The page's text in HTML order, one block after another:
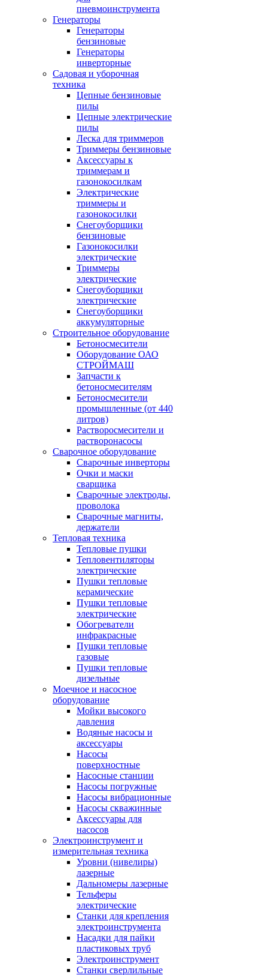
пневмоинструмента
Генераторы
Генераторы
бензиновые
Генераторы
инверторные
Садовая и уборочная
техника
Цепные бензиновые
пилы
Цепные электрические
пилы
Леска для триммеров
Триммеры бензиновые
Аксессуары к
триммерам и
газонокосилкам
Электрические
триммеры и
газонокосилки
Снегоуборщики
бензиновые
Газонокосилки
электрические
Триммеры
электрические
Снегоуборщики
электрические
Снегоуборщики
аккумуляторные
Строительное оборудование
Бетоносмесители
Оборудование ОАО
СТРОЙМАШ
Запчасти к
бетоносмесителям
Бетоносмесители
промышленные (от 440
литров)
Растворосмесители и
растворонасосы
Сварочное оборудование
Сварочные инверторы
Очки и маски
сварщика
Сварочные электроды,
проволока
Сварочные магниты,
держатели
Тепловая техника
Тепловые пушки
Тепловентиляторы
электрические
Пушки тепловые
керамические
Пушки тепловые
электрические
Обогреватели
инфракрасные
Пушки тепловые
газовые
Пушки тепловые
дизельные
Моечное и насосное
оборудование
Мойки высокого
давления
Водяные насосы и
аксессуары
Насосы
поверхностные
Насосные станции
Насосы погружные
Насосы вибрационные
Насосы скважинные
Аксессуары для
насосов
Электроинструмент и
измерительная техника
Уровни (нивелиры)
лазерные
Дальномеры лазерные
Тельферы
электрические
Станки для крепления
электроинструмента
Насадки для пайки
пластиковых труб
Электроинструмент
Станки сверлильные